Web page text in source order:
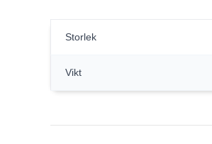
Storlek
Vikt